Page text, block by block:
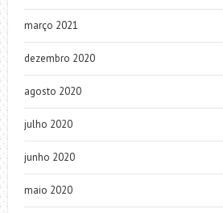
março 2021
dezembro 2020
agosto 2020
julho 2020
junho 2020
maio 2020